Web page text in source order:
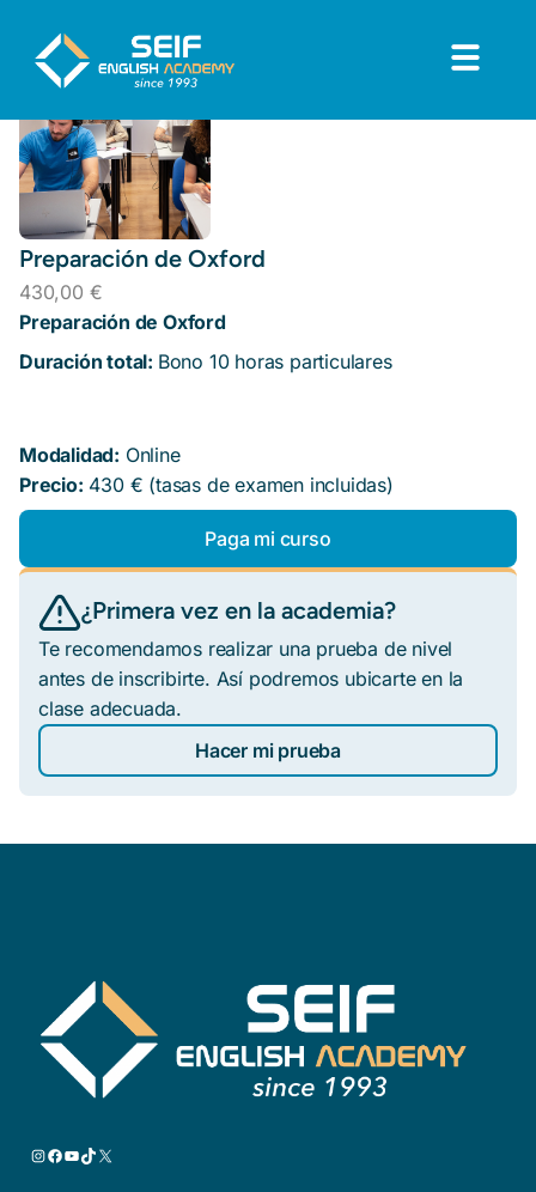
Preparación de Oxford
430,00 €
Preparación de Oxford
Duración total: Bono 10 horas particulares
Modalidad: Online
Precio: 430 € (tasas de examen incluidas)
Paga mi curso
¿Primera vez en la academia?
Te recomendamos realizar una prueba de nivel
antes de inscribirte. Así podremos ubicarte en la
clase adecuada.
Hacer mi prueba